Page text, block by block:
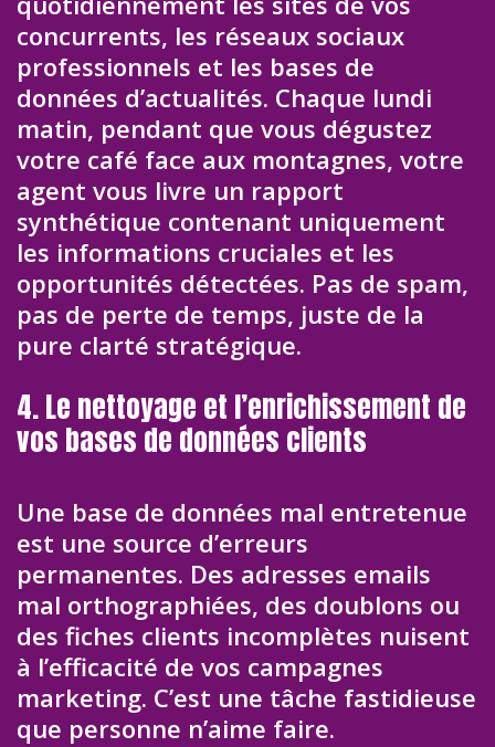
concurrents, les réseaux sociaux
professionnels et les bases de
données d’actualités. Chaque lundi
matin, pendant que vous dégustez
votre café face aux montagnes, votre
agent vous livre un rapport
synthétique contenant uniquement
les informations cruciales et les
opportunités détectées. Pas de spam,
pas de perte de temps, juste de la
pure clarté stratégique.
4. Le nettoyage et l’enrichissement de
vos bases de données clients
Une base de données mal entretenue
est une source d’erreurs
permanentes. Des adresses emails
mal orthographiées, des doublons ou
des fiches clients incomplètes nuisent
à l’efficacité de vos campagnes
marketing. C’est une tâche fastidieuse
que personne n’aime faire.